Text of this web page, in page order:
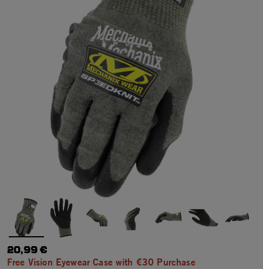
20,99 €
Free Vision Eyewear Case with €30 Purchase